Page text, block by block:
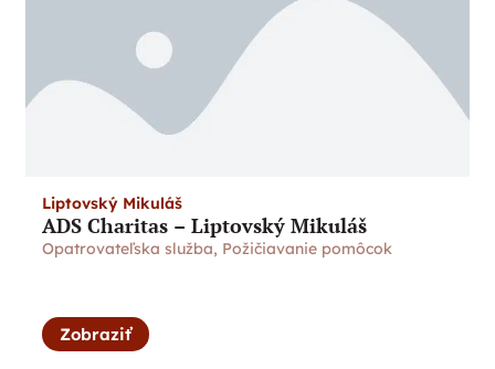
Liptovský Mikuláš
ADS Charitas – Liptovský Mikuláš
Opatrovateľska služba, Požičiavanie pomôcok
Zobraziť